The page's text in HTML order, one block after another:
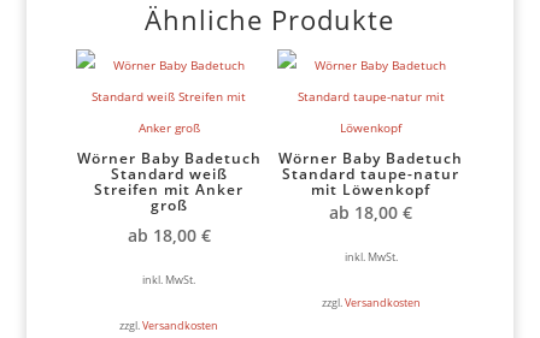
Ähnliche Produkte
Wörner Baby Badetuch
Standard weiß
Streifen mit Anker
groß
ab 18,00 €
inkl. MwSt.
zzgl.Versandkosten
Wörner Baby Badetuch
Standard taupe-natur
mit Löwenkopf
ab 18,00€
inkl. MwSt.
zzgl. Versandkosten